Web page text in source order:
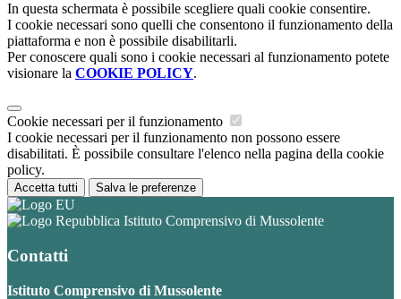
In questa schermata è possibile scegliere quali cookie consentire.
I cookie necessari sono quelli che consentono il funzionamento della
piattaforma e non è possibile disabilitarli.
Per conoscere quali sono i cookie necessari al funzionamento potete
visionare la COOKIE POLICY.
Cookie necessari per il funzionamento
I cookie necessari per il funzionamento non possono essere
disabilitati. È possibile consultare l'elenco nella pagina della cookie
policy.
Accetta tutti Salva le preferenze
Istituto Comprensivo di Mussolente
Contatti
Istituto Comprensivo di Mussolente